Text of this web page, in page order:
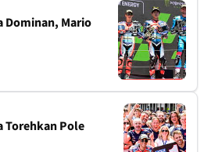
Dominan, Mario
Torehkan Pole